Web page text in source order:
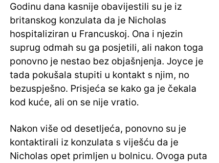
Godinu dana kasnije obavijestili su je iz
britanskog konzulata da je Nicholas
hospitaliziran u Francuskoj. Ona i njezin
suprug odmah su ga posjetili, ali nakon toga
ponovno je nestao bez objašnjenja. Joyce je
tada pokušala stupiti u kontakt s njim, no
bezuspješno. Prisjeća se kako ga je čekala
kod kuće, ali on se nije vratio.
Nakon više od desetljeća, ponovno su je
kontaktirali iz konzulata s viješću da je
Nicholas opet primljen u bolnicu. Ovoga puta